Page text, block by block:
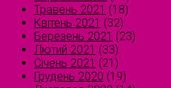
Травень 2021 (18)
Квітень 2021 (32)
Березень 2021 (23)
Лютий 2021 (33)
Січень 2021 (21)
Грудень 2020 (19)